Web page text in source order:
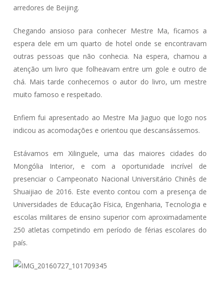
arredores de Beijing.
Chegando ansioso para conhecer Mestre Ma, ficamos a
espera dele em um quarto de hotel onde se encontravam
outras pessoas que não conhecia. Na espera, chamou a
atenção um livro que folheavam entre um gole e outro de
chá. Mais tarde conhecemos o autor do livro, um mestre
muito famoso e respeitado.
Enfiem fui apresentado ao Mestre Ma Jiaguo que logo nos
indicou as acomodações e orientou que descansássemos.
Estávamos em Xilinguele, uma das maiores cidades do
Mongólia Interior, e com a oportunidade incrível de
presenciar o Campeonato Nacional Universitário Chinês de
Shuaijiao de 2016. Este evento contou com a presença de
Universidades de Educação Física, Engenharia, Tecnologia e
escolas militares de ensino superior com aproximadamente
250 atletas competindo em período de férias escolares do
país.